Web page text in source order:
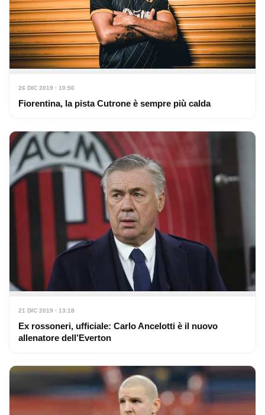
26 DIC 2019 · 10:50
Fiorentina, la pista Cutrone è sempre più calda
21 DIC 2019 · 13:18
Ex rossoneri, ufficiale: Carlo Ancelotti è il nuovo
allenatore dell’Everton